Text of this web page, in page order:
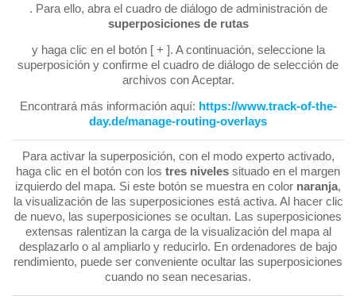
. Para ello, abra el cuadro de diálogo de administración de
superposiciones de rutas
y haga clic en el botón [ + ]. A continuación, seleccione la
superposición y confirme el cuadro de diálogo de selección de
archivos con Aceptar.
Encontrará más información aquí: https://www.track-of-the-
day.de/manage-routing-overlays
Para activar la superposición, con el modo experto activado,
haga clic en el botón con los tres niveles situado en el margen
izquierdo del mapa. Si este botón se muestra en color naranja,
la visualización de las superposiciones está activa. Al hacer clic
de nuevo, las superposiciones se ocultan. Las superposiciones
extensas ralentizan la carga de la visualización del mapa al
desplazarlo o al ampliarlo y reducirlo. En ordenadores de bajo
rendimiento, puede ser conveniente ocultar las superposiciones
cuando no sean necesarias.